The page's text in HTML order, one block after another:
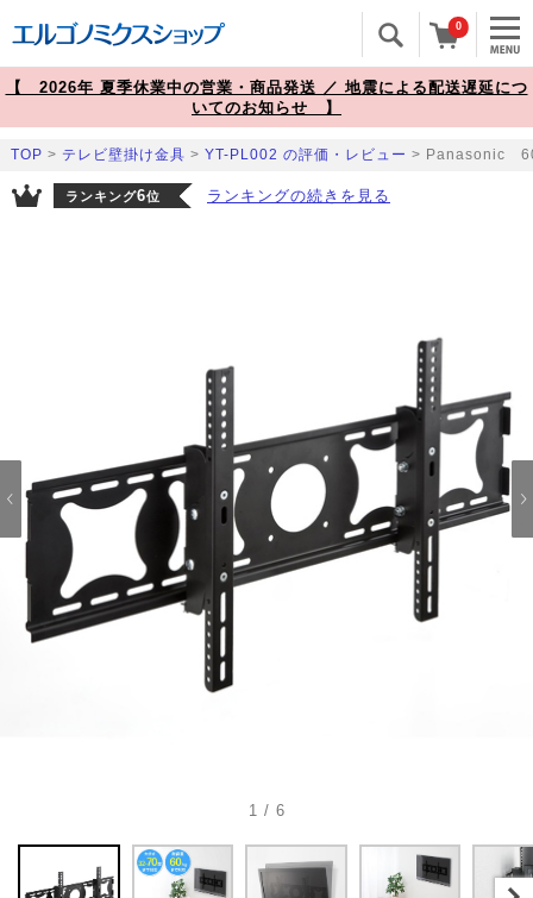
0
【 2026年 夏季休業中の営業・商品発送 ／ 地震による配送遅延につ
いてのお知らせ 】
TOP > テレビ壁掛け金具 > YT-PL002 の評価・レビュー > Panasonic 60
ランキング6位 ランキングの続きを見る
1 / 6